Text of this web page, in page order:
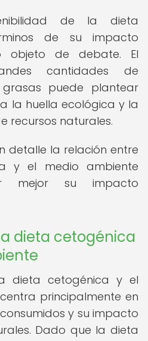
de la dieta
de su impacto
objeto de debate. El
cantidades de
puede plantear
la huella ecológica y la
recursos naturales.
detalle la relación entre
y el medio ambiente
mejor su impacto
dieta cetogénica
dieta cetogénica y el
principalmente en
y su impacto
Dado que la dieta